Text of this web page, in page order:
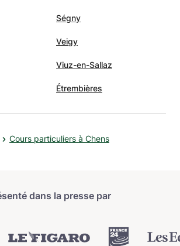
Ségny
Veigy
Viuz-en-Sallaz
Étrembières
Cours particuliers à Chens
dans la presse par